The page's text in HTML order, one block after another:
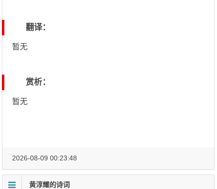
翻译：
暂无
赏析：
暂无
2026-08-09 00:23:48
黄淳耀的诗词